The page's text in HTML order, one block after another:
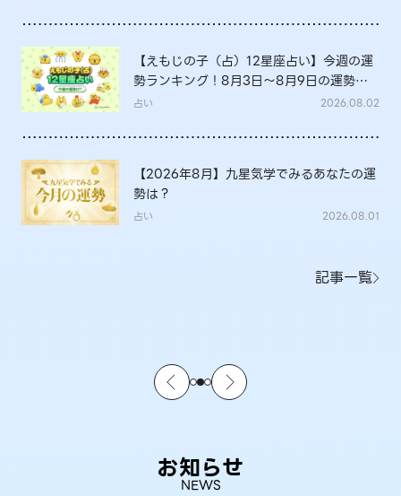
【えもじの子（占）12星座占い】今週の運
勢ランキング！8月3日～8月9日の運勢
は？
占い 2026.08.02
【2026年8月】九星気学でみるあなたの運
勢は？
占い 2026.08.01
記事一覧
お知らせ
NEWS